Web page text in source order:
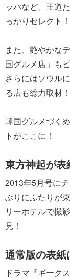
ッパなど、王道
っかりセレクト！
また、艶やかな
国グルメ店」も
さらにはソウル
る店も総力取材！
韓国グルメづく
トがここに！
東方神起が表
2013年5月号に
ぶりにふたりが
リーホテルで撮
見！
通常版の表紙
ドラマ『ギーク